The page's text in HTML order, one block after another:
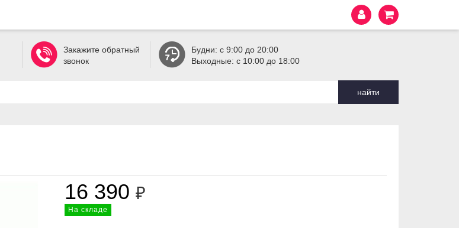
Закажите обратный
звонок
Будни: с 9:00 до 20:00
Выходные: с 10:00 до 18:00
найти
16 390 ₽
На складе